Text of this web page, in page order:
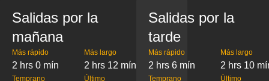
Salidas por la
mañana
Más rápido
2 hrs 0 mín
Más largo
2 hrs 12 mín
Temprano Último
Salidas por la
tarde
Más rápido
2 hrs 6 mín
Más largo
2 hrs 10
Temprano Último